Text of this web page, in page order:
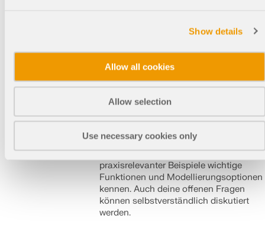
Show details
Allow all cookies
Allow selection
Use necessary cookies only
Kostenlose Online-Basisschulung für
Statikprogramm RFEM 6 | Einführung
in die Festigkeitslehre
Du bist Student und möchtest
effizienter mit dem FEM-
Statikprogramm RFEM arbeiten? Dann
ist diese Schulung genau das Richtige
für dich. Hier lernst du anhand
praxisrelevanter Beispiele wichtige
Funktionen und Modellierungsoptionen
kennen. Auch deine offenen Fragen
können selbstverständlich diskutiert
werden.